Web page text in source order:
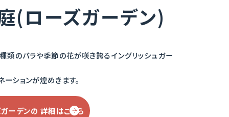
(ローズガーデン)
類のバラや季節の花が咲き誇るイングリッシュガー
ーションが煌めきます。
ーデンの詳細はこちら